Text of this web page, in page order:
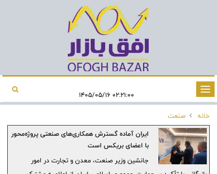
تغییر
وضعیت
ناوبری
خانه
صنعت
ایران آماده گسترش همکاری‌های صنعتی پروژه‌محور
با اعضای بریکس است
جانشین وزیر صنعت، معدن و تجارت در امور